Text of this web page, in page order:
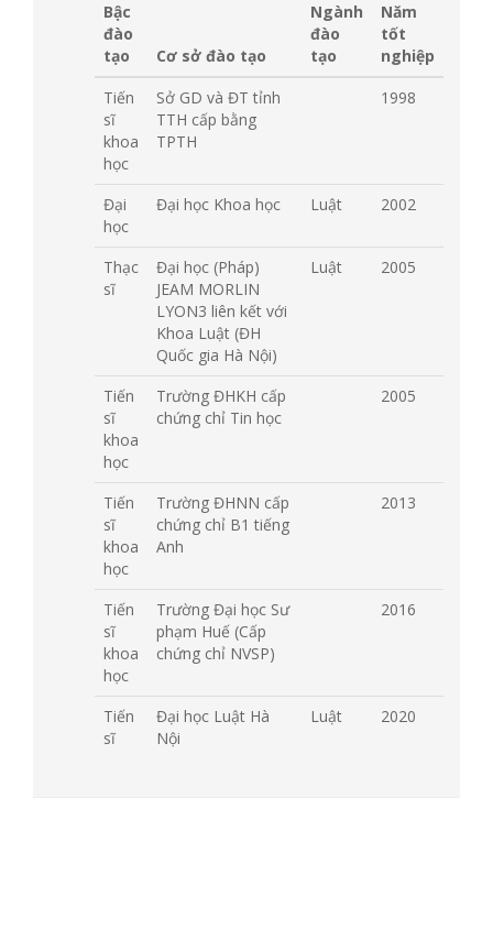
Bậc
đào
tạo
Cơ sở đào tạo
Ngành
đào
tạo
Năm
tốt
nghiệp
Tiến
sĩ
khoa
học
Sở GD và ĐT tỉnh
TTH cấp bằng
TPTH
1998
Đại
học
Đại học Khoa học Luật 2002
Thạc
sĩ
Đại học (Pháp)
JEAM MORLIN
LYON3 liên kết với
Khoa Luật (ĐH
Quốc gia Hà Nội)
Luật 2005
Tiến
sĩ
khoa
học
Trường ĐHKH cấp
chứng chỉ Tin học
2005
Tiến
sĩ
khoa
học
Trường ĐHNN cấp
chứng chỉ B1 tiếng
Anh
2013
Tiến
sĩ
khoa
học
Trường Đại học Sư
phạm Huế (Cấp
chứng chỉ NVSP)
2016
Tiến
sĩ
Đại học Luật Hà
Nội
Luật 2020